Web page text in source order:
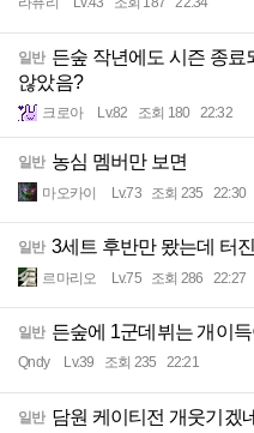
일반 든숲 작년에도 시즌 종료
않았음?
크로아 Lv.82 조회 180 22:32
일반 농심 멤버만 보면
마오카이 Lv.73 조회 235 22:30
일반 3세트 후반만 뫘는데 터
르마리오 Lv.75 조회 286 22:27
일반 든숲에 1군데뷔는 개이
Qndy Lv.39 조회 235 22:21
일반 담원 케이티전 개웃기겠네